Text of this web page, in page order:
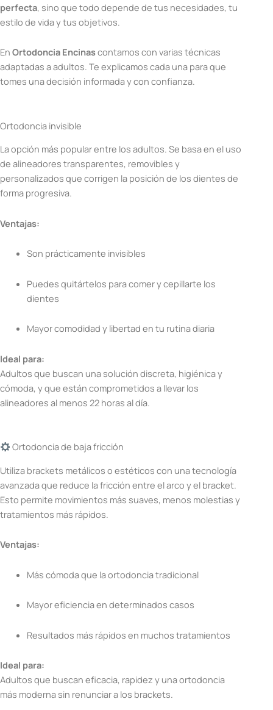
perfecta, sino que todo depende de tus necesidades, tu
estilo de vida y tus objetivos.
En Ortodoncia Encinascontamos con varias técnicas
adaptadas a adultos. Te explicamos cada una para que
tomes una decisión informada y con confianza.
Ortodoncia invisible
La opción más popular entre los adultos. Se basa en el uso
de alineadores transparentes, removibles y
personalizados que corrigen la posición de los dientes de
forma progresiva.
Ventajas:
Son prácticamente invisibles
Puedes quitártelos para comer y cepillarte los
dientes
Mayor comodidad y libertad en tu rutina diaria
Ideal para:
Adultos que buscan una solución discreta, higiénica y
cómoda, y que están comprometidos a llevar los
alineadores al menos 22 horas al día.
Ortodoncia de baja fricción
Utiliza brackets metálicos o estéticos con una tecnología
avanzada que reduce la fricción entre el arco y el bracket.
Esto permite movimientos más suaves, menos molestias y
tratamientos más rápidos.
Ventajas:
Más cómoda que la ortodoncia tradicional
Mayor eficiencia en determinados casos
Resultados más rápidos en muchos tratamientos
Ideal para:
Adultos que buscan eficacia, rapidez y una ortodoncia
más moderna sin renunciar a los brackets.